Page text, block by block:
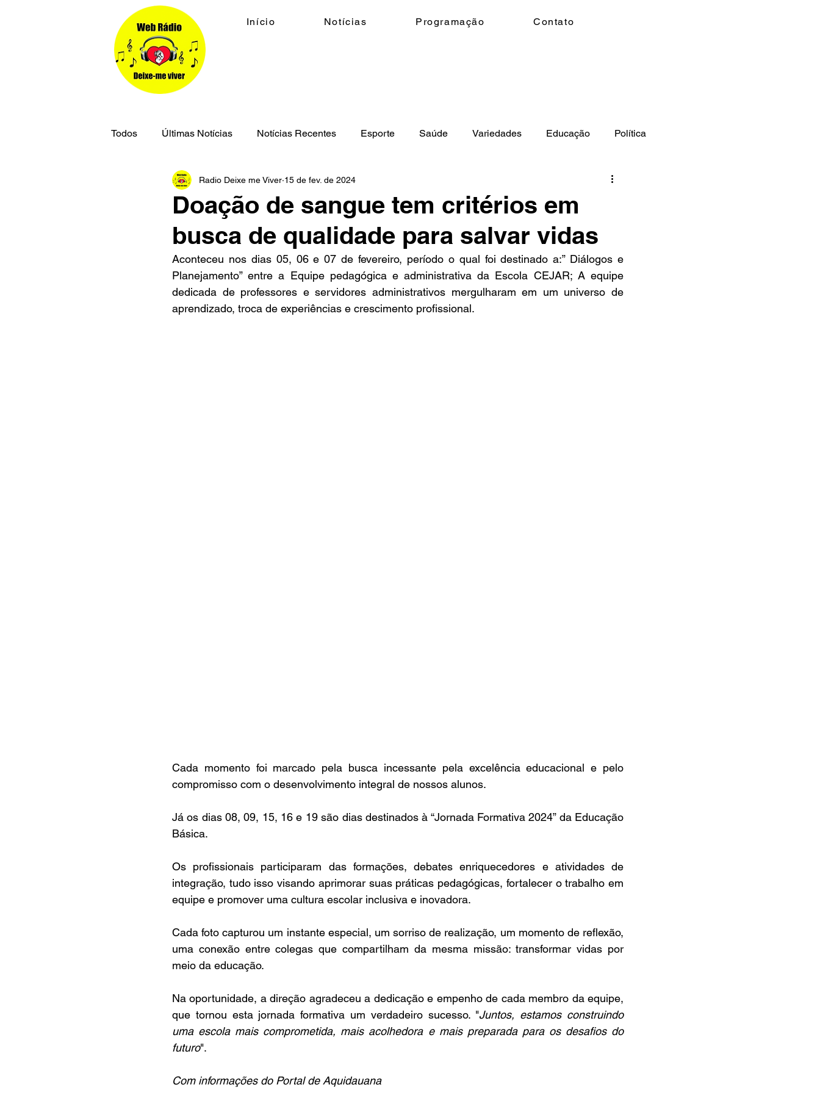
Início Notícias Programação Contato
Todos Últimas Notícias Notícias Recentes Esporte Saúde Variedades Educação Política
Economia Cidades Meio Ambiente Geral
Segurança Pública
Doação de sangue tem critérios em
busca de qualidade para salvar vidas
Radio Deixe me Viver 15 de fev. de 2024
Aconteceu nos dias 05, 06 e 07 de fevereiro, período o qual foi destinado a:” Diálogos e
Planejamento” entre a Equipe pedagógica e administrativa da Escola CEJAR; A equipe
dedicada de professores e servidores administrativos mergulharam em um universo de
aprendizado, troca de experiências e crescimento profissional.
Cada momento foi marcado pela busca incessante pela excelência educacional e pelo
compromisso com o desenvolvimento integral de nossos alunos.
Já os dias 08, 09, 15, 16 e 19 são dias destinados à “Jornada Formativa 2024” da Educação
Básica.
Os profissionais participaram das formações, debates enriquecedores e atividades de
integração, tudo isso visando aprimorar suas práticas pedagógicas, fortalecer o trabalho em
equipe e promover uma cultura escolar inclusiva e inovadora.
Cada foto capturou um instante especial, um sorriso de realização, um momento de reflexão,
uma conexão entre colegas que compartilham da mesma missão: transformar vidas por
meio da educação.
Na oportunidade, a direção agradeceu a dedicação e empenho de cada membro da equipe,
que tornou esta jornada formativa um verdadeiro sucesso. "Juntos, estamos construindo
uma escola mais comprometida, mais acolhedora e mais preparada para os desafios do
futuro".
Com informações do Portal de Aquidauana